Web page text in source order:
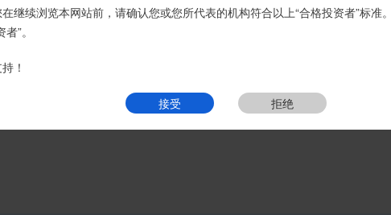
接受 拒绝
继续浏览本网站前，请确认您或您所代表的机构符合以上“合格投资者”标准
”。
！
接受 拒绝